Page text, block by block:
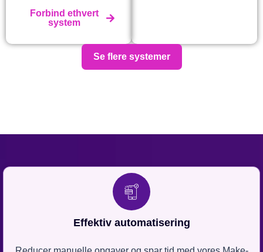
Forbind ethvert
system
Se flere systemer
Effektiv automatisering